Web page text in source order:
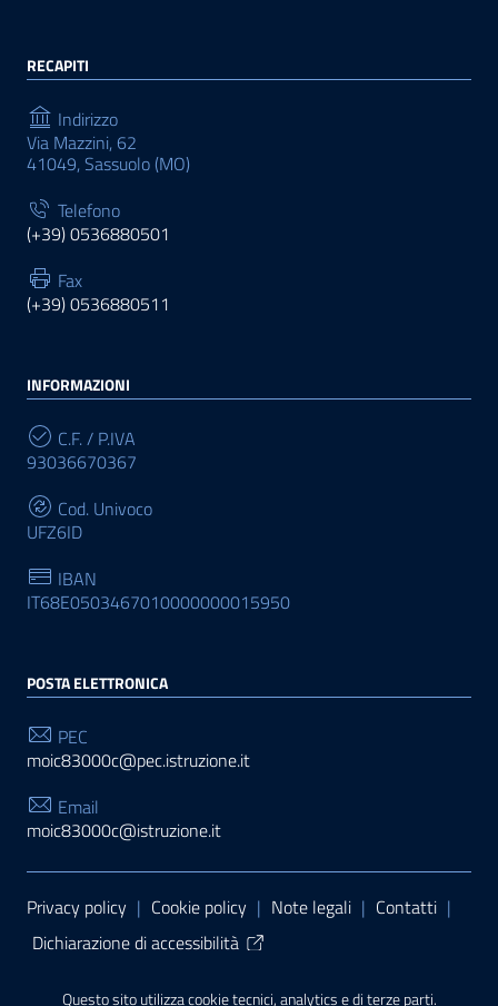
Questo sito utilizza cookie tecnici, analytics e di terze parti.
RECAPITI
Indirizzo
Via Mazzini, 62
41049, Sassuolo (MO)
Telefono
(+39) 0536880501
Fax
(+39) 0536880511
INFORMAZIONI
C.F. / P.IVA
93036670367
Cod. Univoco
UFZ6ID
IBAN
IT68E0503467010000000015950
POSTA ELETTRONICA
PEC
moic83000c@pec.istruzione.it
Email
moic83000c@istruzione.it
Sezione Link Utili
Privacy policy | Cookie policy | Note legali | Contatti |
Dichiarazione di accessibilità